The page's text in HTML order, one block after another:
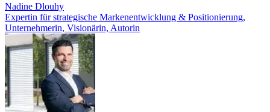
Nadine Dlouhy
Expertin für strategische Markenentwicklung & Positionierung,
Unternehmerin, Visionärin, Autorin